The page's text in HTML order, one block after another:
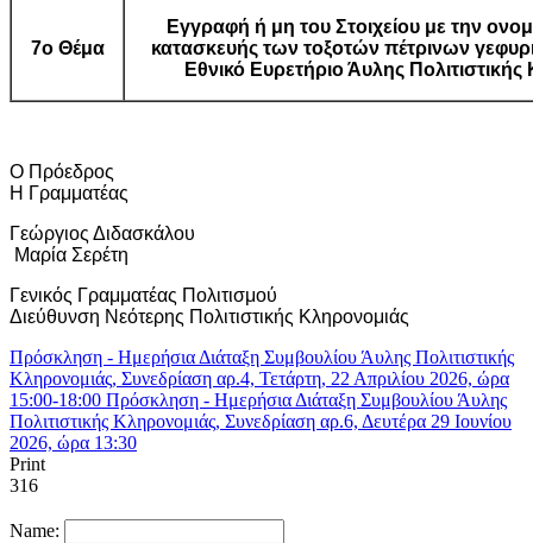
7ο Θέμα
Εγγραφή ή μη του Στοιχείου με την
κατασκευής των τοξοτών πέτρινων
Εθνικό Ευρετήριο Άυλης
Ο Πρόεδρος
Η Γραμματέας
Γεώργιος Διδασκάλου
Μαρία Σερέτη
Γενικός Γραμματέας Πολιτισμού
Διεύθυνση Νεότερης Πολιτιστικής Κληρονομιάς
Πρόσκληση - Ημερήσια Διάταξη Συμβουλίου Άυλης Πολιτιστικής
Κληρονομιάς, Συνεδρίαση αρ.4, Τετάρτη, 22 Απριλίου 2026, ώρα
15:00-18:00 Πρόσκληση - Ημερήσια Διάταξη Συμβουλίου Άυλης
Πολιτιστικής Κληρονομιάς, Συνεδρίαση αρ.6, Δευτέρα 29 Ιουνίου
2026, ώρα 13:30
Print
316
Name: